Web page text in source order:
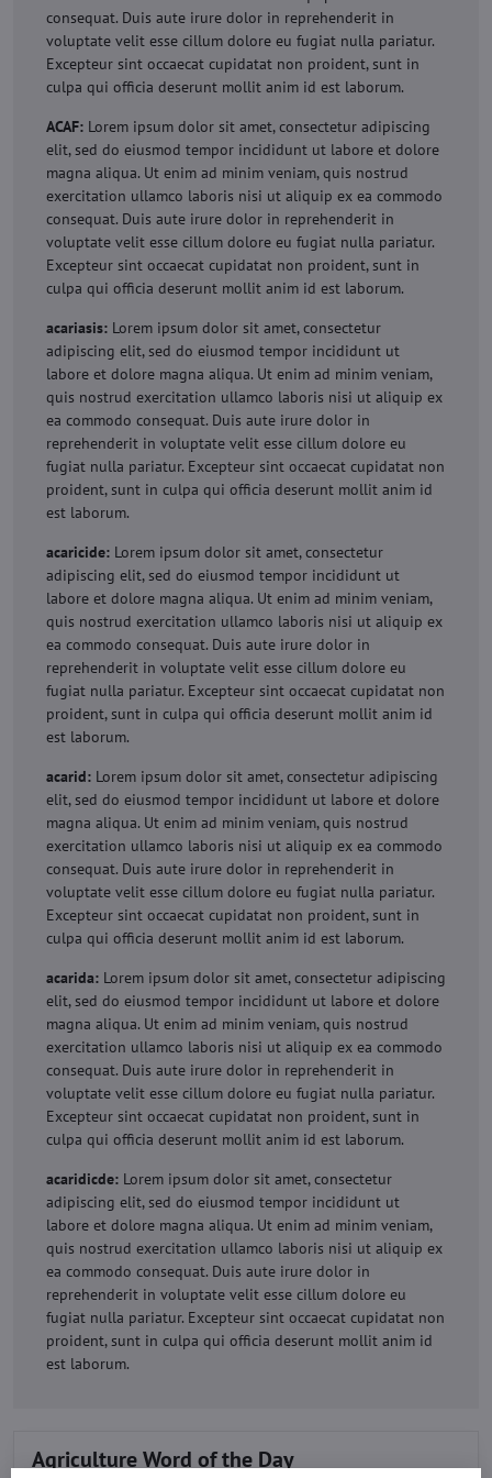
consequat. Duis aute irure dolor in reprehenderit in
voluptate velit esse cillum dolore eu fugiat nulla pariatur.
Excepteur sint occaecat cupidatat non proident, sunt in
culpa qui officia deserunt mollit anim id est laborum.
ACAF: Lorem ipsum dolor sit amet, consectetur adipiscing
elit, sed do eiusmod tempor incididunt ut labore et dolore
magna aliqua. Ut enim ad minim veniam, quis nostrud
exercitation ullamco laboris nisi ut aliquip ex ea commodo
consequat. Duis aute irure dolor in reprehenderit in
voluptate velit esse cillum dolore eu fugiat nulla pariatur.
Excepteur sint occaecat cupidatat non proident, sunt in
culpa qui officia deserunt mollit anim id est laborum.
acariasis: Lorem ipsum dolor sit amet, consectetur
adipiscing elit, sed do eiusmod tempor incididunt ut
labore et dolore magna aliqua. Ut enim ad minim veniam,
quis nostrud exercitation ullamco laboris nisi ut aliquip ex
ea commodo consequat. Duis aute irure dolor in
reprehenderit in voluptate velit esse cillum dolore eu
fugiat nulla pariatur. Excepteur sint occaecat cupidatat non
proident, sunt in culpa qui officia deserunt mollit anim id
est laborum.
acaricide: Lorem ipsum dolor sit amet, consectetur
adipiscing elit, sed do eiusmod tempor incididunt ut
labore et dolore magna aliqua. Ut enim ad minim veniam,
quis nostrud exercitation ullamco laboris nisi ut aliquip ex
ea commodo consequat. Duis aute irure dolor in
reprehenderit in voluptate velit esse cillum dolore eu
fugiat nulla pariatur. Excepteur sint occaecat cupidatat non
proident, sunt in culpa qui officia deserunt mollit anim id
est laborum.
acarid: Lorem ipsum dolor sit amet, consectetur adipiscing
elit, sed do eiusmod tempor incididunt ut labore et dolore
magna aliqua. Ut enim ad minim veniam, quis nostrud
exercitation ullamco laboris nisi ut aliquip ex ea commodo
consequat. Duis aute irure dolor in reprehenderit in
voluptate velit esse cillum dolore eu fugiat nulla pariatur.
Excepteur sint occaecat cupidatat non proident, sunt in
culpa qui officia deserunt mollit anim id est laborum.
acarida: Lorem ipsum dolor sit amet, consectetur adipiscing
elit, sed do eiusmod tempor incididunt ut labore et dolore
magna aliqua. Ut enim ad minim veniam, quis nostrud
exercitation ullamco laboris nisi ut aliquip ex ea commodo
consequat. Duis aute irure dolor in reprehenderit in
voluptate velit esse cillum dolore eu fugiat nulla pariatur.
Excepteur sint occaecat cupidatat non proident, sunt in
culpa qui officia deserunt mollit anim id est laborum.
acaridicde: Lorem ipsum dolor sit amet, consectetur
adipiscing elit, sed do eiusmod tempor incididunt ut
labore et dolore magna aliqua. Ut enim ad minim veniam,
quis nostrud exercitation ullamco laboris nisi ut aliquip ex
ea commodo consequat. Duis aute irure dolor in
reprehenderit in voluptate velit esse cillum dolore eu
fugiat nulla pariatur. Excepteur sint occaecat cupidatat non
proident, sunt in culpa qui officia deserunt mollit anim id
est laborum.
Agriculture Word of the Day